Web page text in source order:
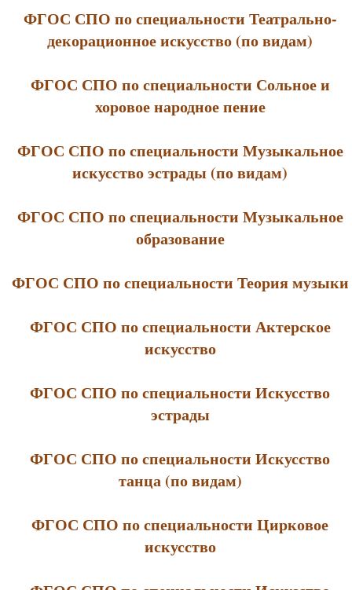
ФГОС СПО по специальности Театрально-
декорационное искусство (по видам)
ФГОС СПО по специальности Сольное и
хоровое народное пение
ФГОС СПО по специальности Музыкальное
искусство эстрады (по видам)
ФГОС СПО по специальности Музыкальное
образование
ФГОС СПО по специальности Теория музыки
ФГОС СПО по специальности Актерское
искусство
ФГОС СПО по специальности Искусство
эстрады
ФГОС СПО по специальности Искусство
танца (по видам)
ФГОС СПО по специальности Цирковое
искусство